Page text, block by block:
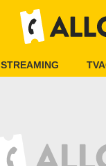
STREAMING